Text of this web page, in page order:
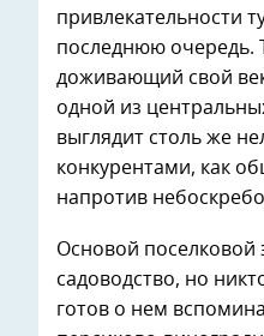
привлекательности
последнюю очередь.
доживающий свой
одной из
выглядит столь же
конкурентами, как
напротив
Основой поселковой
садоводство, но
готов о нем